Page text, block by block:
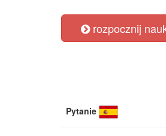
rozpocznij
Pytanie